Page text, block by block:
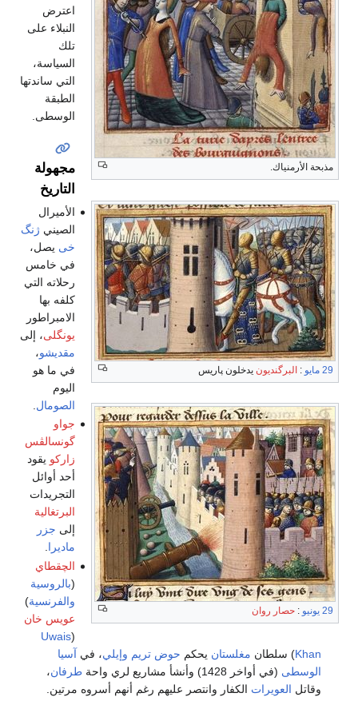
مذبحة الأرمنياك.
29 مايو : البرگنديون يدخلون پاريس
29 يونيو : حصار روان
اعترض
النبلاء على
تلك
السياسة،
التي ساندتها
الطبقة
الوسطى.
مجهولة
التاريخ
الأميرال
الصيني ژنگ
خى يصل،
في خامس
رحلاته التي
كلفه بها
الامبراطور
يونگلى، إلى
مقديشو،
في ما هو
اليوم
الصومال
جواو
گونسالڤس
زاركو يقود
أحد أوائل
التجريدات
البرتغالية
إلى جزر
ماديرا.
الچقطاي
(بالروسية
والفرنسية)
عويس خان
(
Uwais
Khan) سلطان مغلستان يحكم حوض تريم وإيلي، في آسيا
الوسطى (في أواخر 1428) وأنشأ مشاريع لري واحة طرفان،
وقاتل العويرات الكفار وانتصر عليهم رغم أنهم أسروه مرتين.